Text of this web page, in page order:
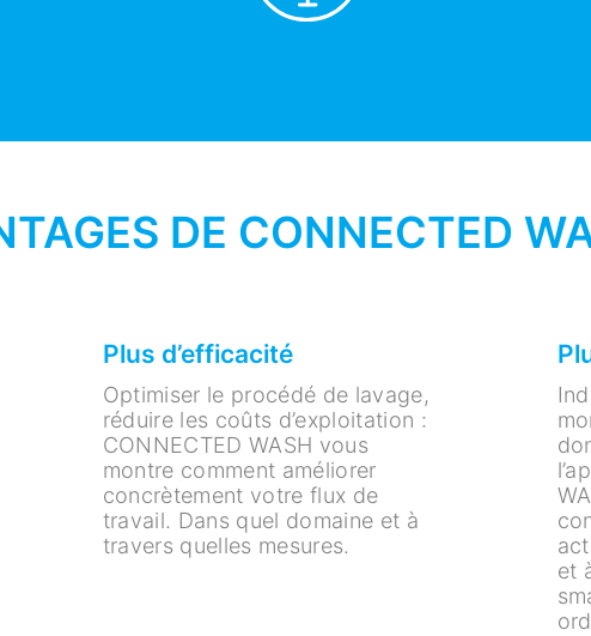
DE CONNECTED
Plus d’efficacité
Optimiser le procédé de lavage,
réduire les coûts d’exploitation :
CONNECTED WASH vous
montre comment améliorer
concrètement votre flux de
travail. Dans quel domaine et à
travers quelles mesures.
et